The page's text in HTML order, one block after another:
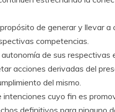
de generar y llevar a
competencias.
de sus respectivas
acciones derivadas del
del mismo.
cuyo fin es